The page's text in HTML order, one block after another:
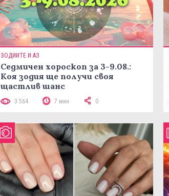
ЗОДИИТЕ И АЗ
Седмичен хороскоп за 3-9.08.:
Коя зодия ще получи своя
щастлив шанс
3 564 7 мин 0